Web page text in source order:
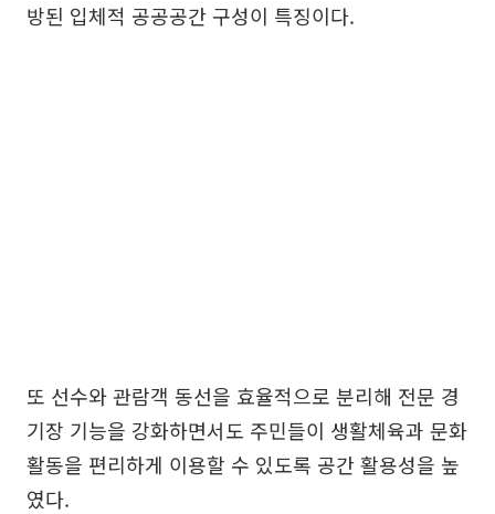
방된 입체적 공공공간 구성이 특징이다.
또 선수와 관람객 동선을 효율적으로 분리해 전문 경
기장 기능을 강화하면서도 주민들이 생활체육과 문화
활동을 편리하게 이용할 수 있도록 공간 활용성을 높
였다.